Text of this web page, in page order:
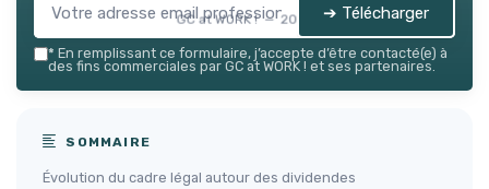
GC at WORK ! — 2026 ➔ Télécharger
* En remplissant ce formulaire, j’accepte d’être contacté(e) à
des fins commerciales par GC at WORK ! et ses partenaires.
SOMMAIRE
Évolution du cadre légal autour des dividendes